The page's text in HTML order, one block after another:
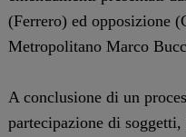
(Ferrero) ed opposizione
Metropolitano Marco
A conclusione di un
partecipazione di